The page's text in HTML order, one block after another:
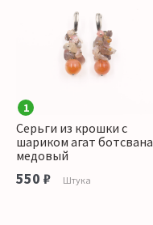
1
Серьги из крошки с
шариком агат ботсвана
медовый
550 ₽ Штука